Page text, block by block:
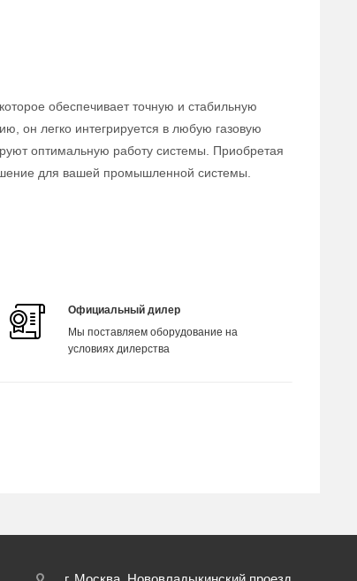
обеспечивает точную и стабильную
он легко интегрируется в любую газовую
оптимальную работу системы. Приобретая
для вашей промышленной системы.
Официальный дилер
Мы поставляем оборудование на
условиях дилерства